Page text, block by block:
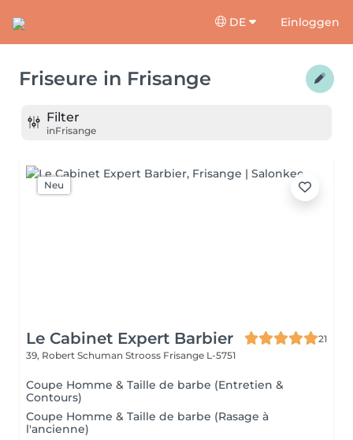
DE Einloggen
Friseure in Frisange
Filter
inFrisange
Neu
Le Cabinet Expert Barbier
21
39, Robert Schuman Strooss Frisange L-5751
Coupe Homme & Taille de barbe (Entretien &
Contours)
Coupe Homme & Taille de barbe (Rasage à
l'ancienne)